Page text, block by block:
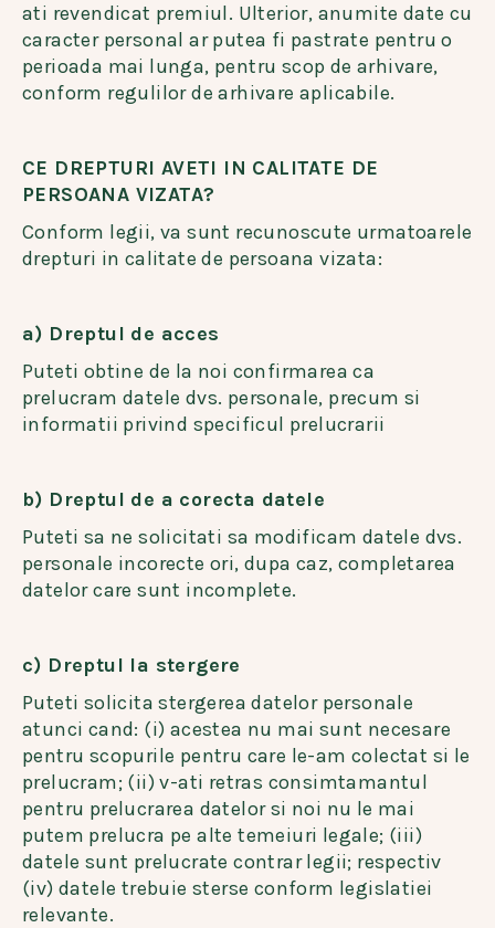
ati revendicat premiul. Ulterior, anumite date cu
caracter personal ar putea fi pastrate pentru o
perioada mai lunga, pentru scop de arhivare,
conform regulilor de arhivare aplicabile.
CE DREPTURI AVETI IN CALITATE DE
PERSOANA VIZATA?
Conform legii, va sunt recunoscute urmatoarele
drepturi in calitate de persoana vizata:
a) Dreptul de acces
Puteti obtine de la noi confirmarea ca
prelucram datele dvs. personale, precum si
informatii privind specificul prelucrarii
b) Dreptul de a corecta datele
Puteti sa ne solicitati sa modificam datele dvs.
personale incorecte ori, dupa caz, completarea
datelor care sunt incomplete.
c) Dreptul la stergere
Puteti solicita stergerea datelor personale
atunci cand: (i) acestea nu mai sunt necesare
pentru scopurile pentru care le-am colectat si le
prelucram; (ii) v-ati retras consimtamantul
pentru prelucrarea datelor si noi nu le mai
putem prelucra pe alte temeiuri legale; (iii)
datele sunt prelucrate contrar legii; respectiv
(iv) datele trebuie sterse conform legislatiei
relevante.